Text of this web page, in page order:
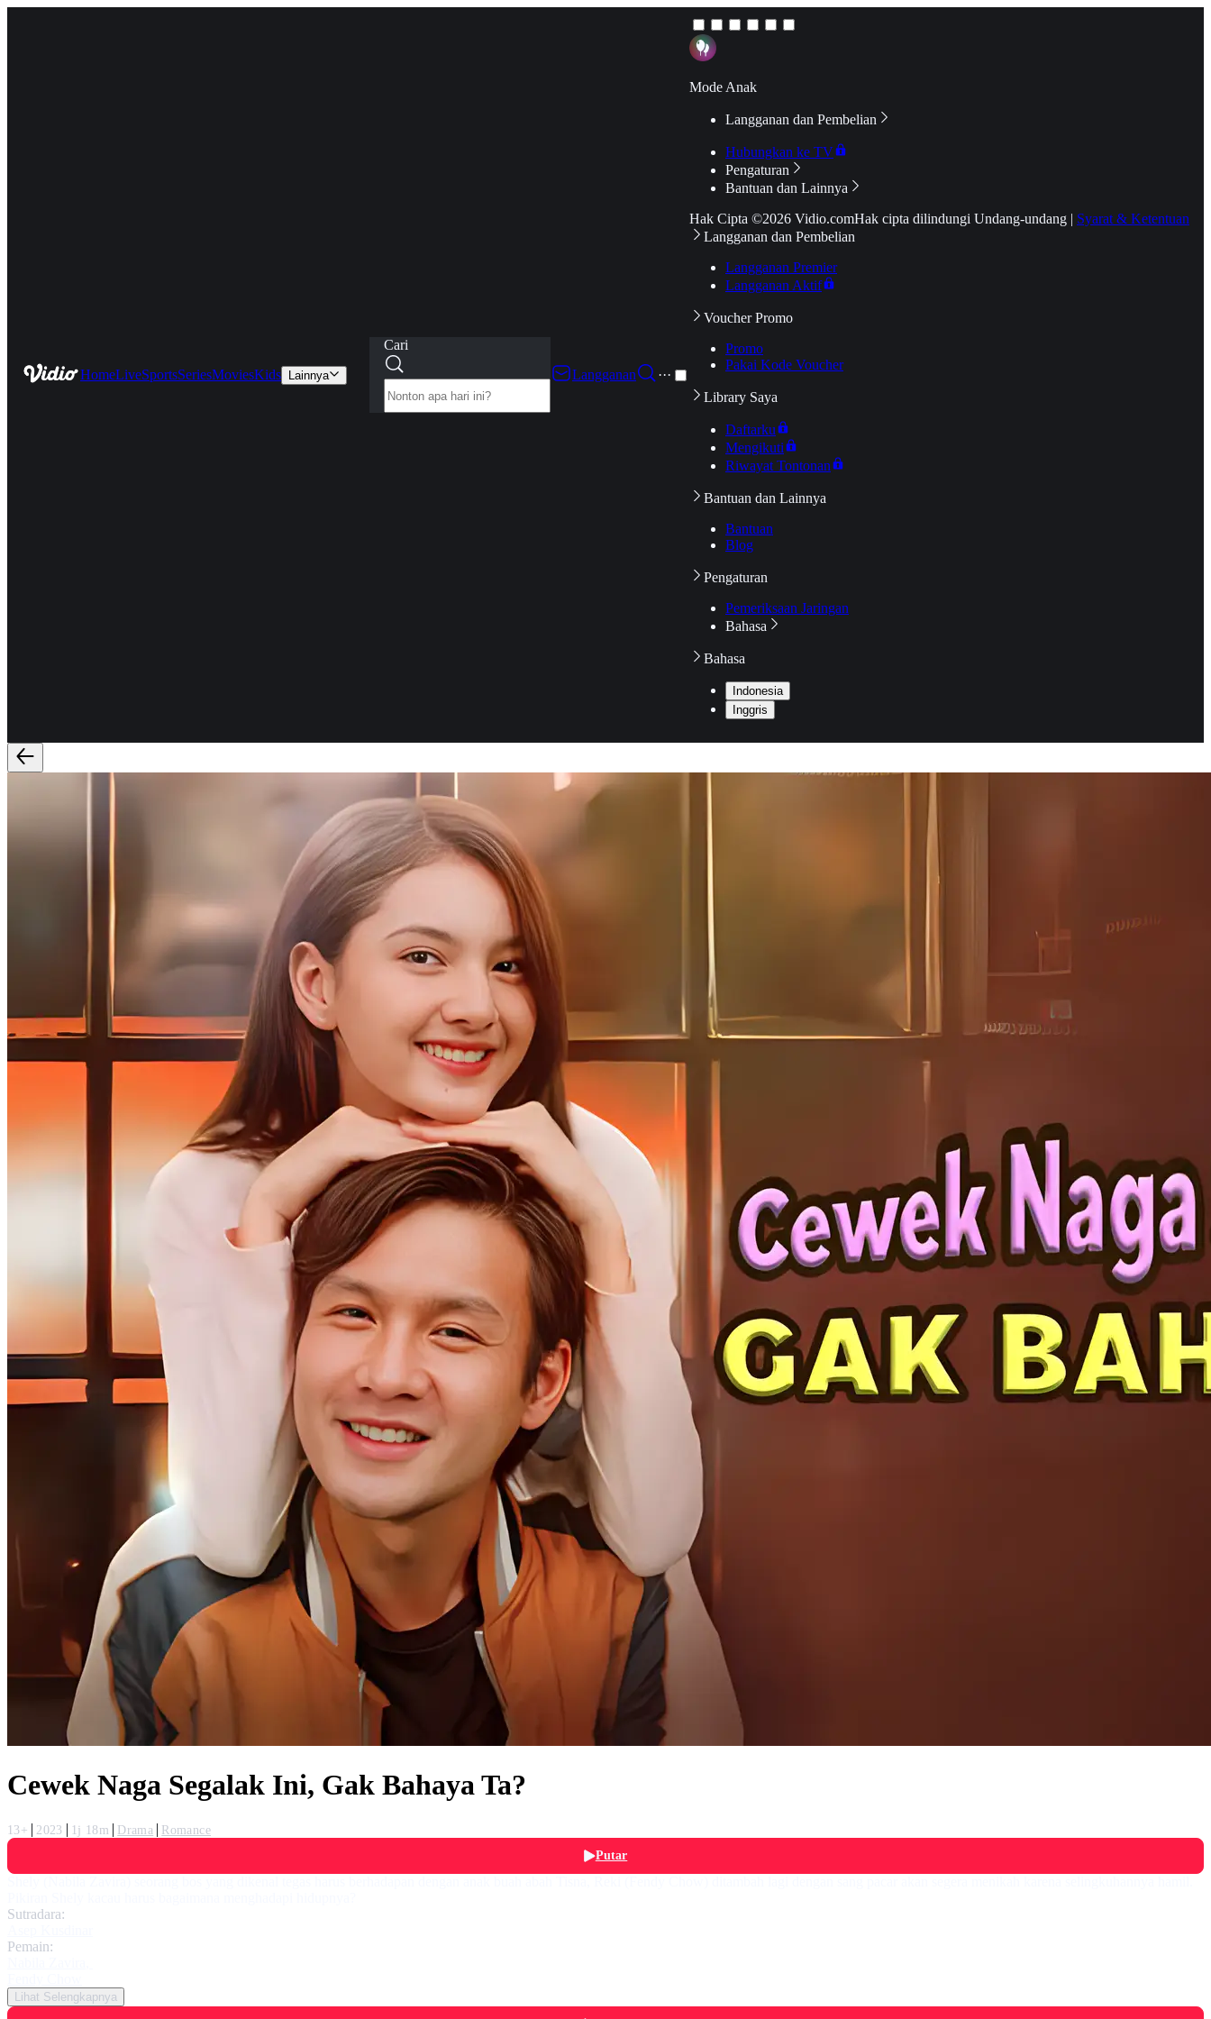
HomeLiveSportsSeriesMoviesKids Lainnya
Cari
Langganan
···
Mode Anak
Langganan dan Pembelian
Hubungkan ke TV
Pengaturan
Bantuan dan Lainnya
Hak Cipta ©2026 Vidio.comHak cipta dilindungi Undang-undang | Syarat & Ketentuan
Langganan dan Pembelian
Langganan Premier
Langganan Aktif
Voucher Promo
Promo
Pakai Kode Voucher
Library Saya
Daftarku
Mengikuti
Riwayat Tontonan
Bantuan dan Lainnya
Bantuan
Blog
Pengaturan
Pemeriksaan Jaringan
Bahasa
Bahasa
Indonesia
Inggris
Cewek Naga Segalak Ini, Gak Bahaya Ta?
13+ 2023 1j 18m Drama
Romance
Putar
Sutradara:
Pemain:
Lihat Selengkapnya